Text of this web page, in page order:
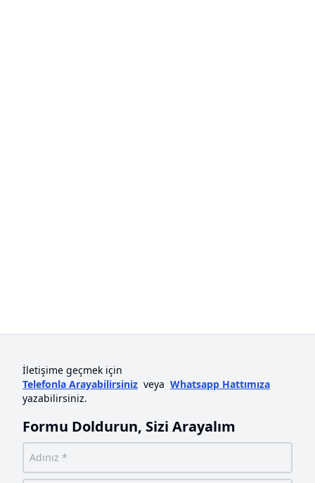
İletişime geçmek için
Telefonla Arayabilirsiniz veya Whatsapp Hattımıza
yazabilirsiniz.
Formu Doldurun, Sizi Arayalım